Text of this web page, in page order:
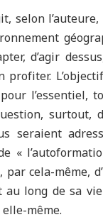
selon
d’agir
profiter.
l’essentiel,
surtout,
seraient
«
cela-même,
long de sa
même.